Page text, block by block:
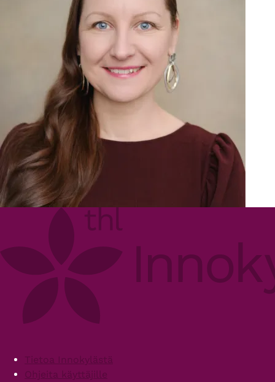
FooterTietoa Innokylästä
Ohjeita käyttäjille